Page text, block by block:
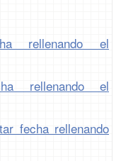
rellenando el
rellenando el
fecha rellenando